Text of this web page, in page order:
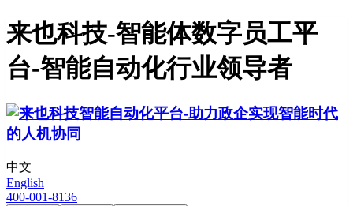
来也科技-智能体数字员工平
台-智能自动化行业领导者
中文
English
400-001-8136